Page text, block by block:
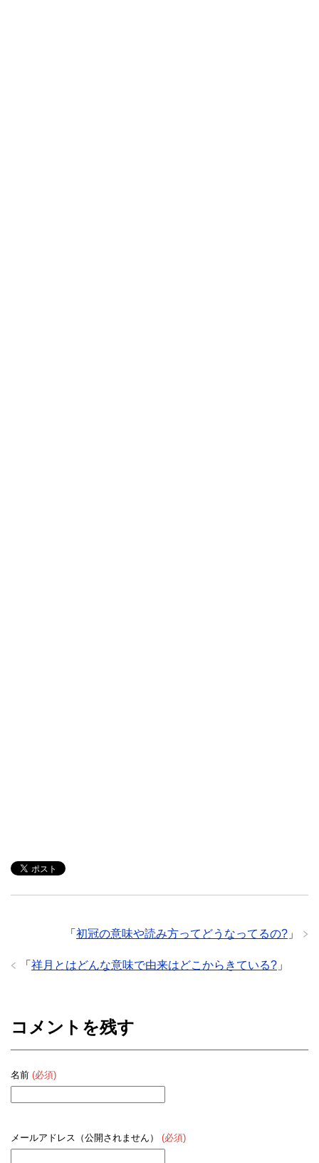
「 初冠の意味や読み方ってどうなってるの? 」
「 祥月とはどんな意味で由来はどこからきている? 」
コメントを残す
名前 (必須)
メールアドレス（公開されません） (必須)